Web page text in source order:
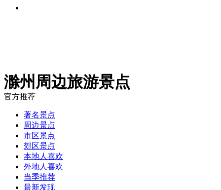
滁州周边旅游景点
官方推荐
著名景点
周边景点
市区景点
郊区景点
本地人喜欢
外地人喜欢
当季推荐
最新发现